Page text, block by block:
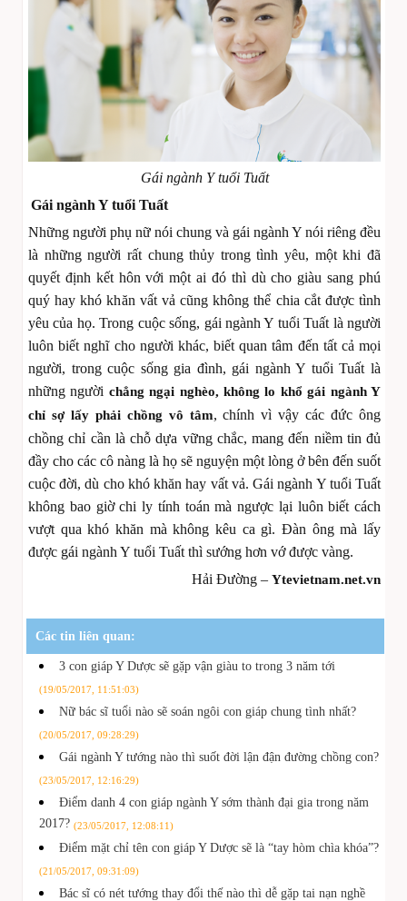
Gái ngành Y tuổi Tuất
Gái ngành Y tuổi Tuất
Những người phụ nữ nói chung và gái ngành Y nói riêng đều
là những người rất chung thủy trong tình yêu, một khi đã
quyết định kết hôn với một ai đó thì dù cho giàu sang phú
quý hay khó khăn vất vả cũng không thể chia cắt được tình
yêu của họ. Trong cuộc sống, gái ngành Y tuổi Tuất là người
luôn biết nghĩ cho người khác, biết quan tâm đến tất cả mọi
người, trong cuộc sống gia đình, gái ngành Y tuổi Tuất là
những người chẳng ngại nghèo, không lo khổ gái ngành Y
chỉ sợ lấy phải chồng vô tâm, chính vì vậy các đức ông
chồng chỉ cần là chỗ dựa vững chắc, mang đến niềm tin đủ
đầy cho các cô nàng là họ sẽ nguyện một lòng ở bên đến suốt
cuộc đời, dù cho khó khăn hay vất vả. Gái ngành Y tuổi Tuất
không bao giờ chi ly tính toán mà ngược lại luôn biết cách
vượt qua khó khăn mà không kêu ca gì. Đàn ông mà lấy
được gái ngành Y tuổi Tuất thì sướng hơn vớ được vàng.
Hải Đường – Ytevietnam.net.vn
Các tin liên quan:
3 con giáp Y Dược sẽ gặp vận giàu to trong 3 năm tới
(19/05/2017, 11:51:03)
Nữ bác sĩ tuổi nào sẽ soán ngôi con giáp chung tình nhất?
(20/05/2017, 09:28:29)
Gái ngành Y tướng nào thì suốt đời lận đận đường chồng con?
(23/05/2017, 12:16:29)
Điểm danh 4 con giáp ngành Y sớm thành đại gia trong năm
2017? (23/05/2017, 12:08:11)
Điểm mặt chỉ tên con giáp Y Dược sẽ là “tay hòm chìa khóa”?
(21/05/2017, 09:31:09)
Bác sĩ có nét tướng thay đổi thế nào thì dễ gặp tai nạn nghề